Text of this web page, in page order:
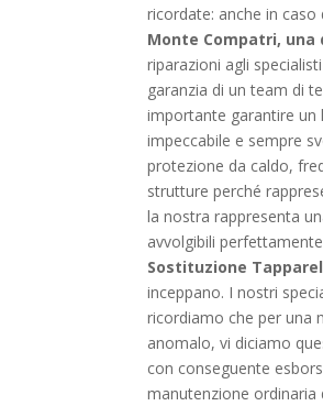
ricordate: anche in caso
Monte Compatri,
riparazioni agli
garanzia di un team di
importante garantire un
impeccabile e sempre
protezione da caldo,
strutture perché
la nostra rappresenta
avvolgibili
Sostituzione
inceppano. I nostri
ricordiamo che per una
anomalo, vi diciamo
con conseguente
manutenzione ordinaria